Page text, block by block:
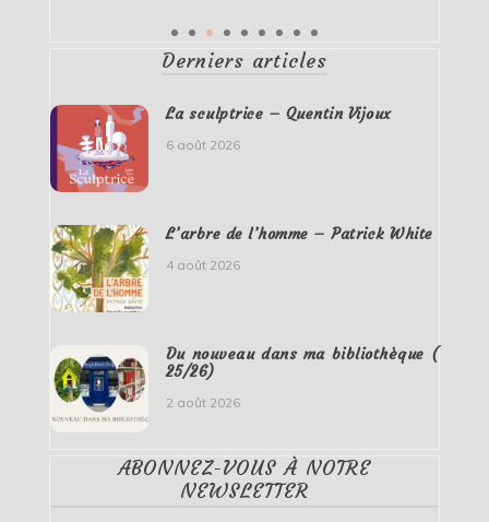
Derniers articles
La sculptrice – Quentin Vijoux
6 août 2026
L’arbre de l’homme – Patrick White
4 août 2026
Du nouveau dans ma bibliothèque (
25/26)
2 août 2026
ABONNEZ-VOUS À NOTRE
NEWSLETTER